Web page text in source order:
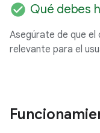
check_circle Qué debes
Asegúrate de que
relevante para el